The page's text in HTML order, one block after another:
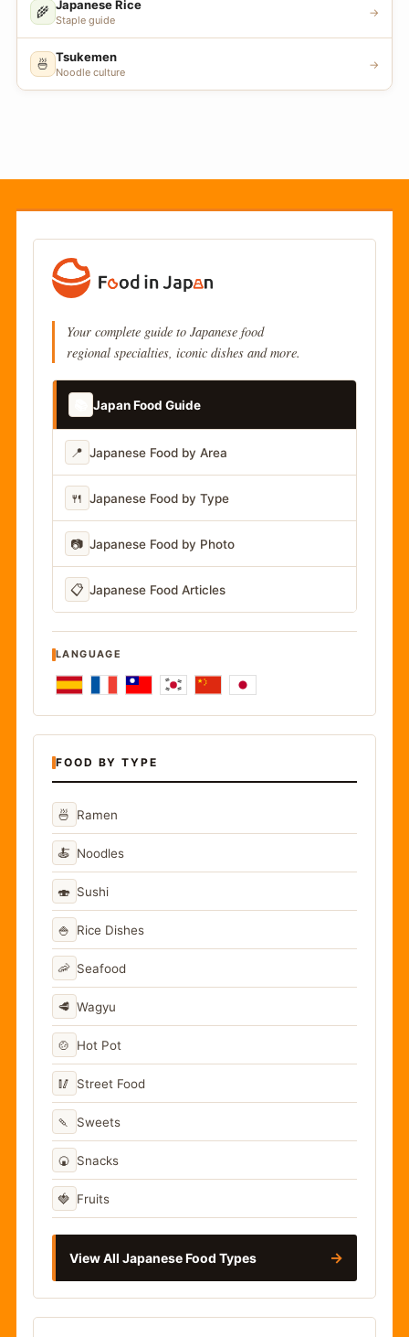
🌾 Japanese Rice
Staple guide
→
🍜 Tsukemen
Noodle culture
→
Your complete guide to Japanese food
regional specialties, iconic dishes and more.
Japan Food Guide
📍 Japanese Food by Area
🍴 Japanese Food by Type
📷 Japanese Food by Photo
📋 Japanese Food Articles
LANGUAGE
FOOD BY TYPE
🍜 Ramen
🍝 Noodles
🍣 Sushi
🍚 Rice Dishes
🦐 Seafood
🥩 Wagyu
🍲 Hot Pot
🥢 Street Food
🍡 Sweets
🍘 Snacks
🍓 Fruits
View All Japanese Food Types →